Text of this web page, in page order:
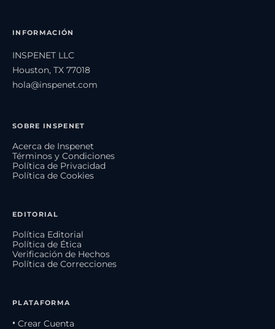
INFORMACIÓN
INSPENET LLC
Houston, TX 77018
hola@inspenet.com
SOBRE INSPENET
Acerca de Inspenet
Términos y Condiciones
Política de Privacidad
Política de Cookies
EDITORIAL
Política Editorial
Política de Ética
Verificación de Hechos
Política de Correcciones
PLATAFORMA
• Crear Cuenta